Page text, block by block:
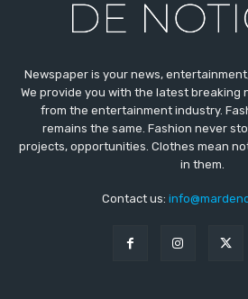
Newspaper is your news,
We provide you with the latest breaking
from the entertainment industry.
remains the same. Fashion never
projects, opportunities. Clothes mean
in them.
Contact us: